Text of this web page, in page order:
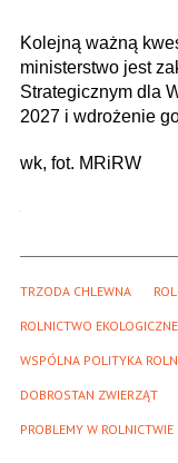
Kolejną ważną
ministerstwo jest
Strategicznym dla
2027 i wdrożenie
wk, fot. MRiRW
TRZODA CHLEWNA
ROLNICTWO EKOLOGICZNE
WSPÓLNA POLITYKA
DOBROSTAN ZWIERZĄT
PROBLEMY W ROLNICTWIE